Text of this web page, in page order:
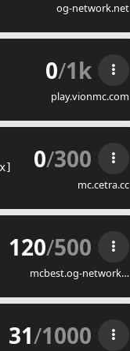
og-network.net
0/1k
play.vionmc.com
0/300
mc.cetra.cc
120/500
mcbest.og-network…
31/1000